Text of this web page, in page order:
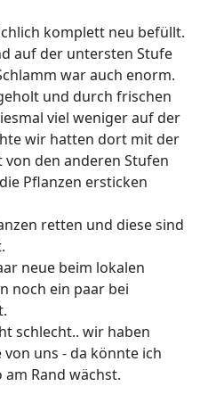
komplett neu befüllt.
auf der untersten Stufe
war auch enorm.
und durch frischen
viel weniger auf der
wir hatten dort mit der
von den anderen Stufen
Pflanzen ersticken
retten und diese sind
neue beim lokalen
noch ein paar bei
schlecht.. wir haben
von uns - da könnte ich
Rand wächst.